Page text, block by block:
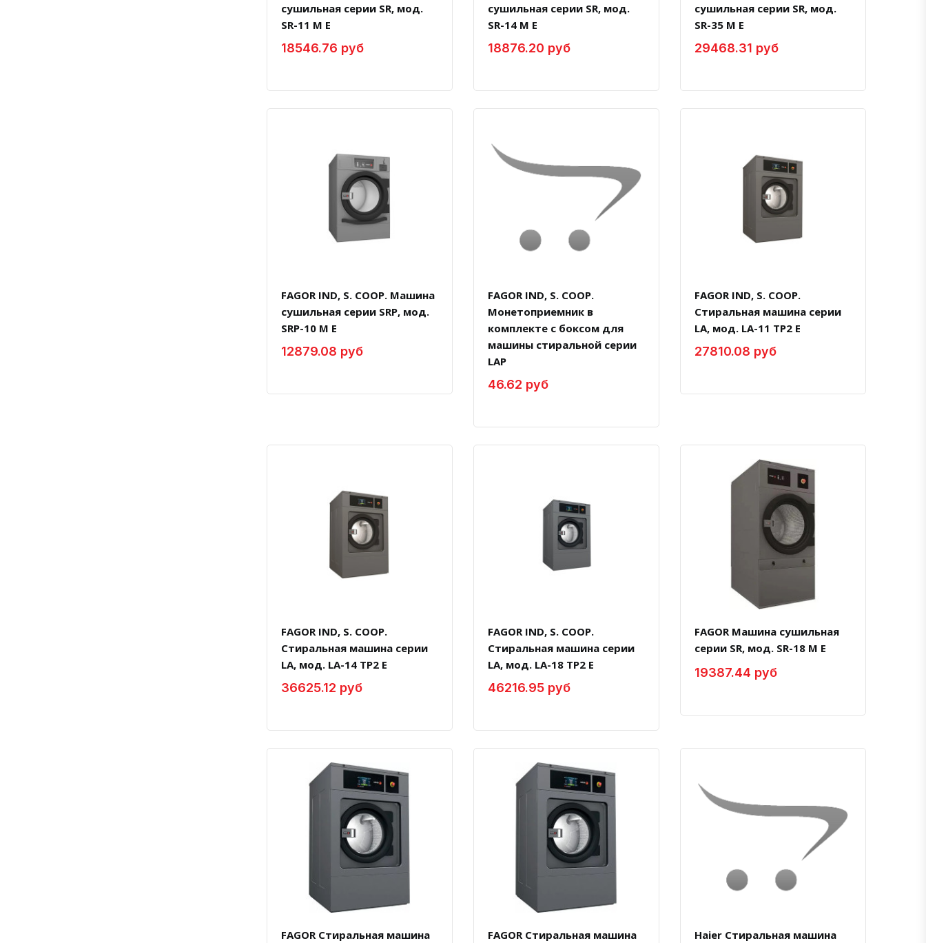
сушильная серии SR, мод.
SR-11 M E
18546.76 руб
сушильная серии SR, мод.
SR-14 M E
18876.20 руб
сушильная серии SR, мод.
SR-35 M E
29468.31 руб
FAGOR IND, S. COOP. Машина
сушильная серии SRP, мод.
SRP-10 M E
12879.08 руб
FAGOR IND, S. COOP.
Монетоприемник в
комплекте с боксом для
машины стиральной серии
LAP
46.62 руб
FAGOR IND, S. COOP.
Стиральная машина серии
LA, мод. LA-11 TP2 E
27810.08 руб
FAGOR IND, S. COOP.
Стиральная машина серии
LA, мод. LA-14 TP2 E
36625.12 руб
FAGOR IND, S. COOP.
Стиральная машина серии
LA, мод. LA-18 TP2 E
46216.95 руб
FAGOR Машина сушильная
серии SR, мод. SR-18 M E
19387.44 руб
FAGOR Стиральная машина
FAGOR Стиральная машина
Haier Стиральная машина